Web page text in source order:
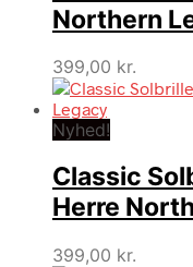
Northern
399,00 kr.
Nyhed!
Classic
Herre
399,00 kr.